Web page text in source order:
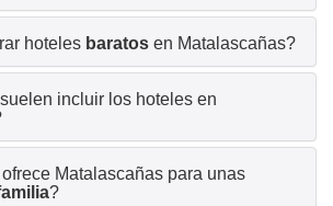
hoteles baratos en Matalascañas?
incluir los hoteles en
Matalascañas para unas
?